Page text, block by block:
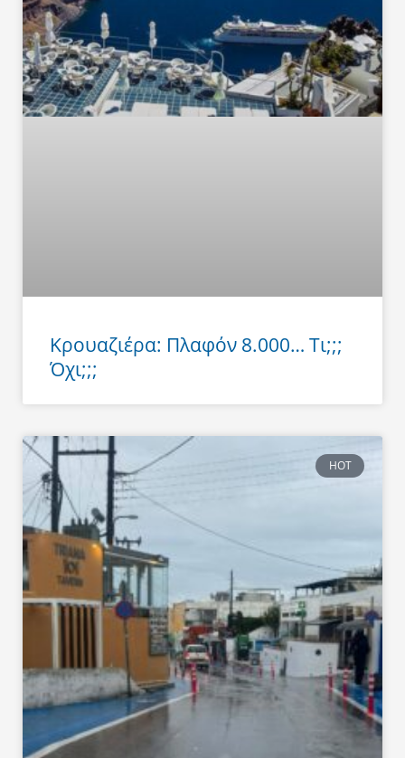
Κρουαζιέρα: Πλαφόν 8.000… Τι;;;
Όχι;;;
HOT